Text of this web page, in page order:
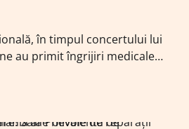
în timpul concertului lui
au primit îngrijiri medicale…